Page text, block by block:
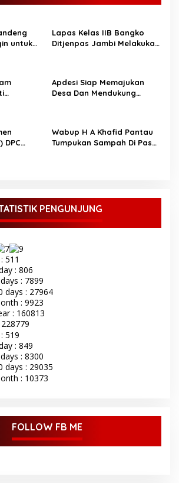
untuk
Lapas Kelas IIB Bangko
Ditjenpas Jambi Melakukan
Apdesi Siap Memajukan
Desa Dan Mendukung
DPC
Wabup H A Khafid Pantau
Tumpukan Sampah Di Pasar
PENGUNJUNG
511
: 806
: 7899
days : 27964
: 9923
: 160813
519
: 849
: 8300
days : 29035
: 10373
FOLLOW FB ME